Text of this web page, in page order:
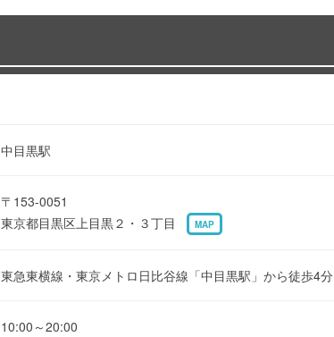
中目黒駅
〒153-0051
東京都目黒区上目黒２・３丁目
MAP
東急東横線・東京メトロ日比谷線「中目黒駅」から徒歩4分
10:00～20:00